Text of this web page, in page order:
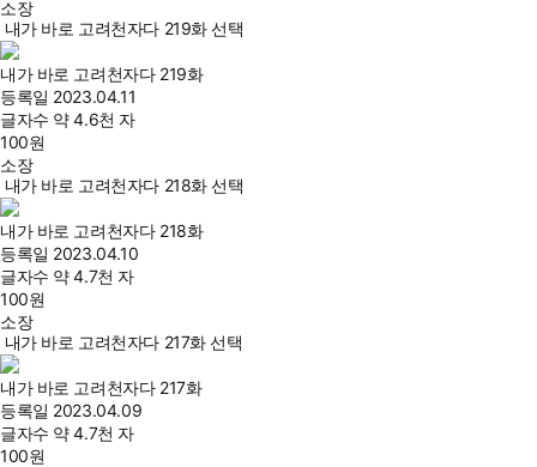
소장
내가 바로 고려천자다 219화 선택
내가 바로 고려천자다 219화
등록일 2023.04.11
글자수 약 4.6천 자
100원
소장
내가 바로 고려천자다 218화 선택
내가 바로 고려천자다 218화
등록일 2023.04.10
글자수 약 4.7천 자
100원
소장
내가 바로 고려천자다 217화 선택
내가 바로 고려천자다 217화
등록일 2023.04.09
글자수 약 4.7천 자
100원